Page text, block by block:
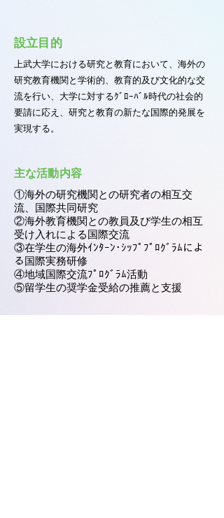
設立目的
上武大学における研究と教育において、海外の
研究教育機関と学術的、教育的及び文化的な交
流を行い、大学に対するｸﾞﾛｰﾊﾞﾙ時代の社会的
要請に応え、研究と教育の新たな国際的発展を
実現する。
主な活動内容
①海外の研究機関との研究者の相互交
流、国際共同研究
②海外教育機関との教員及び学生の相互
受け入れによる国際交流
③在学生の海外ｲﾝﾀｰﾝ･ｼｯﾌﾟﾌﾟﾛｸﾞﾗﾑによ
る国際実務研修
④地域国際交流ﾌﾟﾛｸﾞﾗﾑ活動
⑤留学生の奨学金受給の推薦と支援